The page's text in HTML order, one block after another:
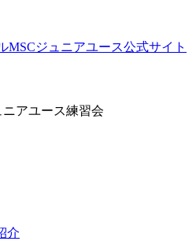
MSCジュニアユース公式サイト
ニアユース練習会
介